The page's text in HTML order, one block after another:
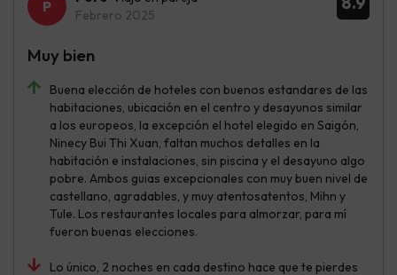
Febrero 2025
Buena elección de hoteles con buenos estandares de las
habitaciones, ubicación en el centro y desayunos similar
a los europeos, la excepción el hotel elegido en Saigón,
Ninecy Bui Thi Xuan, faltan muchos detalles en la
habitación e instalaciones, sin piscina y el desayuno algo
pobre. Ambos guias excepcionales con muy buen nivel de
castellano, agradables, y muy atentosatentos, Mihn y
Tule. Los restaurantes locales para almorzar, para mí
fueron buenas elecciones.
Lo único, 2 noches en cada destino hace que te pierdes
Muy bien